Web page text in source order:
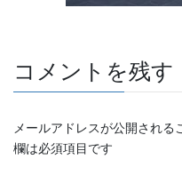
コメントを残す
メールアドレスが公開される
欄は必須項目です